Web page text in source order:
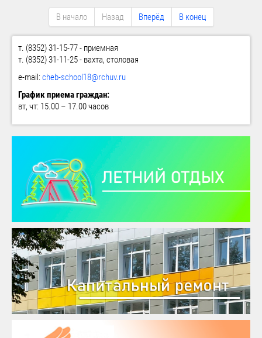
В начало Назад Вперёд В конец
т. (8352) 31-15-77 - приемная
т. (8352) 31-11-25 - вахта, столовая
e-mail:cheb-school18@rchuv.ru
График приема граждан:
вт, чт: 15.00 – 17.00 часов